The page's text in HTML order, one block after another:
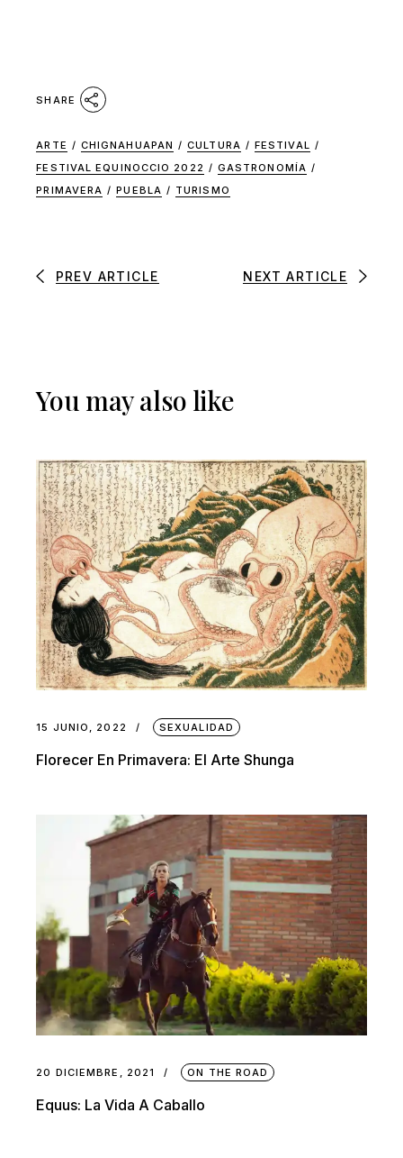
SHARE
ARTE / CHIGNAHUAPAN / CULTURA / FESTIVAL /
FESTIVAL EQUINOCCIO 2022 / GASTRONOMÍA /
PRIMAVERA / PUEBLA / TURISMO
PREV ARTICLE NEXT ARTICLE
You may also like
15 JUNIO, 2022 SEXUALIDAD
Florecer En Primavera: El Arte Shunga
20 DICIEMBRE, 2021 ON THE ROAD
Equus: La Vida A Caballo